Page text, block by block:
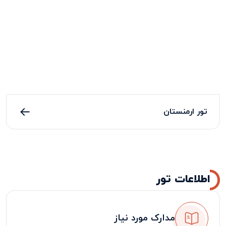
تور ارمنستان
اطلاعات تور
مدارک مورد نیاز